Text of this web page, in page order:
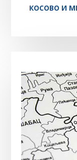
КОСОВО И